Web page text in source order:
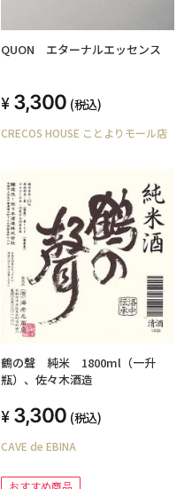
QUON エターナルエッセンス
3,300 (税込)
CRECOS HOUSE ことよりモール店
鶴の聲 純米 1800ml（一升
瓶）、佐々木酒造
3,300 (税込)
CAVE de EBINA
おすすめ商品